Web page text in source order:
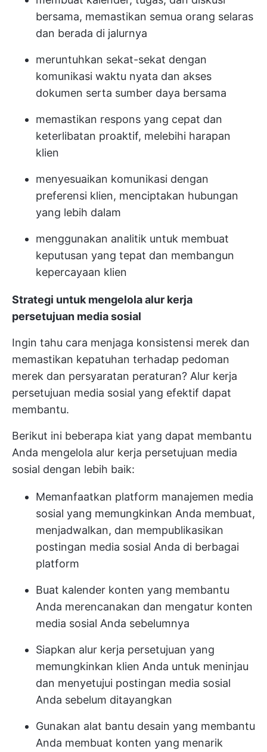
bersama, memastikan semua orang selaras
dan berada di jalurnya
meruntuhkan sekat-sekat dengan
komunikasi waktu nyata dan akses
dokumen serta sumber daya bersama
memastikan respons yang cepat dan
keterlibatan proaktif, melebihi harapan
klien
menyesuaikan komunikasi dengan
preferensi klien, menciptakan hubungan
yang lebih dalam
menggunakan analitik untuk membuat
keputusan yang tepat dan membangun
kepercayaan klien
Strategi untuk mengelola alur kerja
persetujuan media sosial
Ingin tahu cara menjaga konsistensi merek dan
memastikan kepatuhan terhadap pedoman
merek dan persyaratan peraturan? Alur kerja
persetujuan media sosial yang efektif dapat
membantu.
Berikut ini beberapa kiat yang dapat membantu
Anda mengelola alur kerja persetujuan media
sosial dengan lebih baik:
Memanfaatkan platform manajemen media
sosial yang memungkinkan Anda membuat,
menjadwalkan, dan mempublikasikan
postingan media sosial Anda di berbagai
platform
Buat kalender konten yang membantu
Anda merencanakan dan mengatur konten
media sosial Anda sebelumnya
Siapkan alur kerja persetujuan yang
memungkinkan klien Anda untuk meninjau
dan menyetujui postingan media sosial
Anda sebelum ditayangkan
Gunakan alat bantu desain yang membantu
Anda membuat konten yang menarik